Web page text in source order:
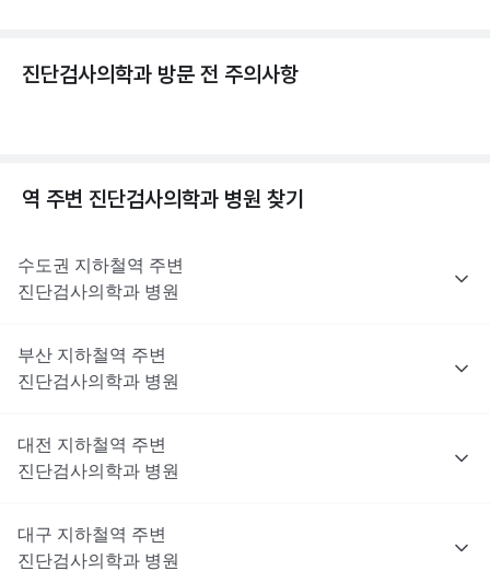
진단검사의학과 방문 전 주의사항
역 주변 진단검사의학과 병원 찾기
수도권 지하철역 주변
진단검사의학과 병원
부산 지하철역 주변
진단검사의학과 병원
대전 지하철역 주변
진단검사의학과 병원
대구 지하철역 주변
진단검사의학과 병원